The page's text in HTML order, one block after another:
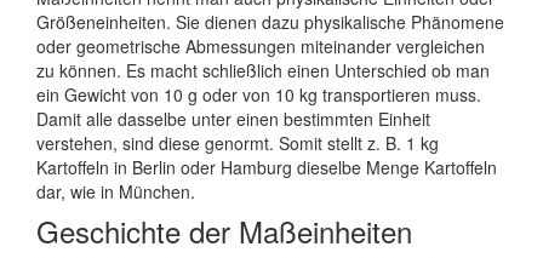
Größeneinheiten. Sie dienen dazu physikalische Phänomene
oder geometrische Abmessungen miteinander vergleichen
zu können. Es macht schließlich einen Unterschied ob man
ein Gewicht von 10 g oder von 10 kg transportieren muss.
Damit alle dasselbe unter einen bestimmten Einheit
verstehen, sind diese genormt. Somit stellt z. B. 1 kg
Kartoffeln in Berlin oder Hamburg dieselbe Menge Kartoffeln
dar, wie in München.
Geschichte der Maßeinheiten